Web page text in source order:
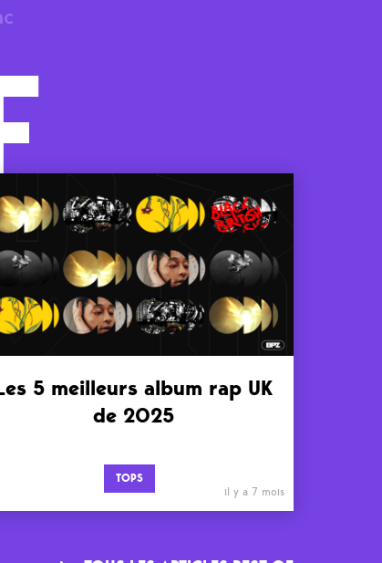
5 meilleurs album rap UK
de 2025
TOPS
il y a 7 mois